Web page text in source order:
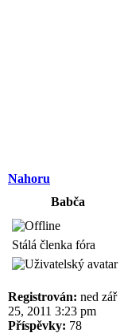
Nahoru
Babča
Stálá členka fóra
Registrován: ned zář
25, 2011 3:23 pm
Příspěvky: 78